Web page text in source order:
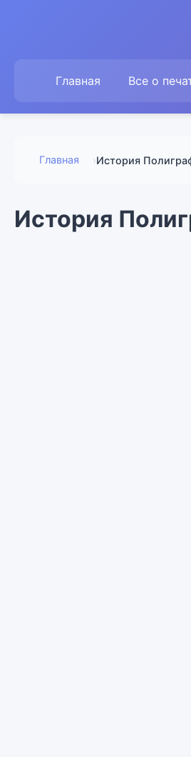
Главная Все о
Главная ›История
История